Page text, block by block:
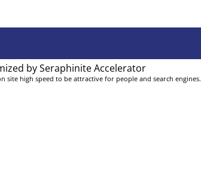
by Seraphinite Accelerator
site high speed to be attractive for people and search engines.